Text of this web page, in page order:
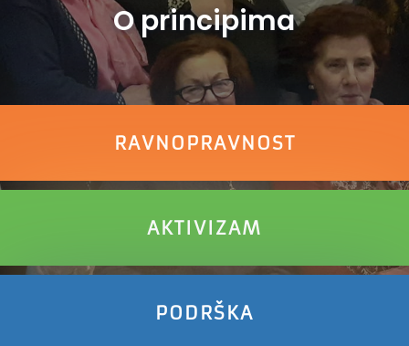
O principima
RAVNOPRAVNOST
AKTIVIZAM
PODRŠKA